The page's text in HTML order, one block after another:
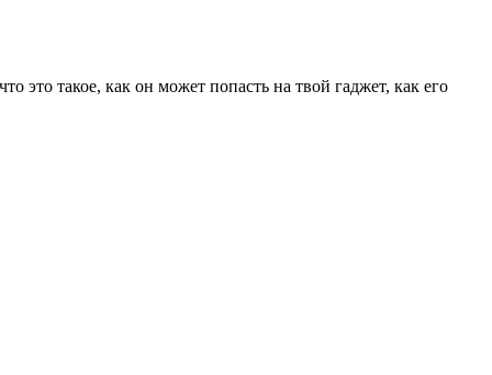
это такое, как он может попасть на твой гаджет, как его